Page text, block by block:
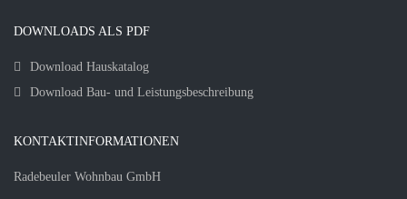
DOWNLOADS ALS PDF
Download Hauskatalog
Download Bau- und Leistungsbeschreibung
KONTAKTINFORMATIONEN
Radebeuler Wohnbau GmbH